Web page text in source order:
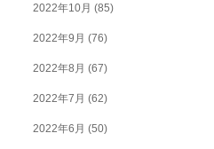
2022年10月 (85)
2022年9月 (76)
2022年8月 (67)
2022年7月 (62)
2022年6月 (50)